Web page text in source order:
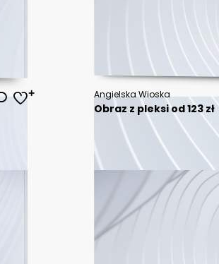
Angielska Wioska
Obraz z pleksi od 123 zł